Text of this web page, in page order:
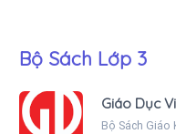
Bộ Sách Lớp 3
Giáo Dục
Bộ Sách Giáo